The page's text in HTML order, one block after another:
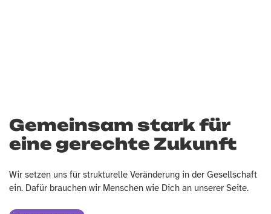
Gemeinsam stark für
eine gerechte Zukunft
Wir setzen uns für strukturelle Veränderung in der Gesellschaft
ein. Dafür brauchen wir Menschen wie Dich an unserer Seite.